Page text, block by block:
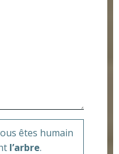
êtes humain
l’arbre.